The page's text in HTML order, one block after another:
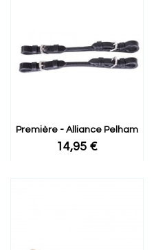
Première - Alliance Pelham
14,95 €